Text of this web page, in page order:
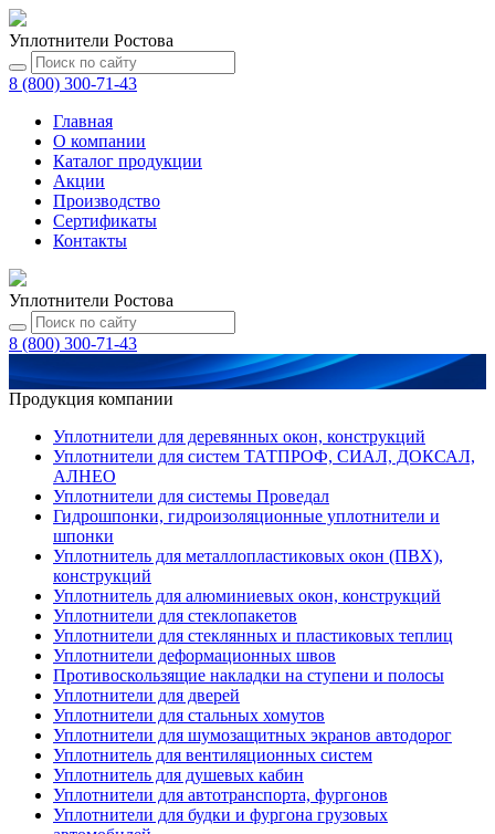
Уплотнители Ростова
8 (800) 300-71-43
Главная
О компании
Каталог продукции
Акции
Производство
Сертификаты
Контакты
Уплотнители Ростова
8 (800) 300-71-43
Продукция компании
Уплотнители для деревянных окон, конструкций
Уплотнители для систем ТАТПРОФ, СИАЛ, ДОКСАЛ,
АЛНЕО
Уплотнители для системы Проведал
Гидрошпонки, гидроизоляционные уплотнители и
шпонки
Уплотнитель для металлопластиковых окон (ПВХ),
конструкций
Уплотнитель для алюминиевых окон, конструкций
Уплотнители для стеклопакетов
Уплотнители для стеклянных и пластиковых теплиц
Уплотнители деформационных швов
Противоскользящие накладки на ступени и полосы
Уплотнители для дверей
Уплотнители для стальных хомутов
Уплотнители для шумозащитных экранов автодорог
Уплотнитель для вентиляционных систем
Уплотнитель для душевых кабин
Уплотнители для автотранспорта, фургонов
Уплотнители для будки и фургона грузовых